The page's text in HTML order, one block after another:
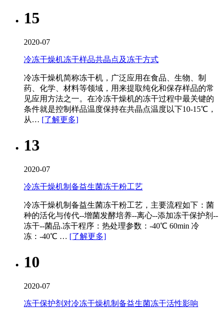
15
2020-07
冷冻干燥机冻干样品共晶点及冻干方式
冷冻干燥机​简称冻干机，广泛应用在食品、生物、制
药、化学、材料等领域，用来提取纯化和保存样品的常
见应用方法之一。在冷冻干燥机的冻干过程中最关键的
条件就是控制样品温度保持在共晶点温度以下10-15℃，
从… [了解更多]
13
2020-07
冷冻干燥机制备益生菌冻干粉工艺
冷冻干燥机​制备益生菌冻干粉工艺，主要流程如下：菌
种的活化与传代--增菌发酵培养--离心--添加冻干保护剂--
冻干--菌品.冻干程序：热处理参数：-40℃ 60min 冷
冻：-40℃ … [了解更多]
10
2020-07
冻干保护剂对冷冻干燥机制备益生菌冻干活性影响